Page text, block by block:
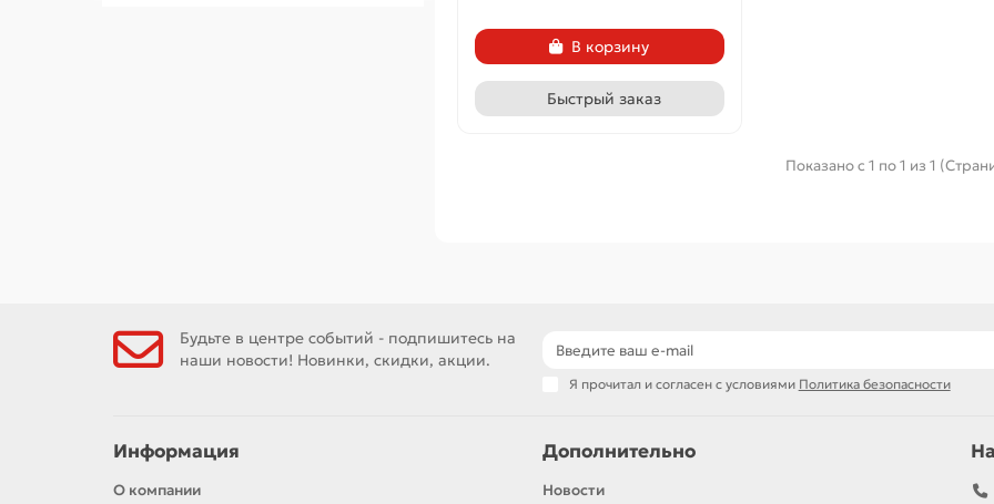
В корзину
Быстрый заказ
Показано с 1 по 1 из 1
Будьте в центре событий - подпишитесь на
наши новости! Новинки, скидки, акции.
Я прочитал и согласен с условиями Политика безопасности
Информация
О компании
Дополнительно
Новости